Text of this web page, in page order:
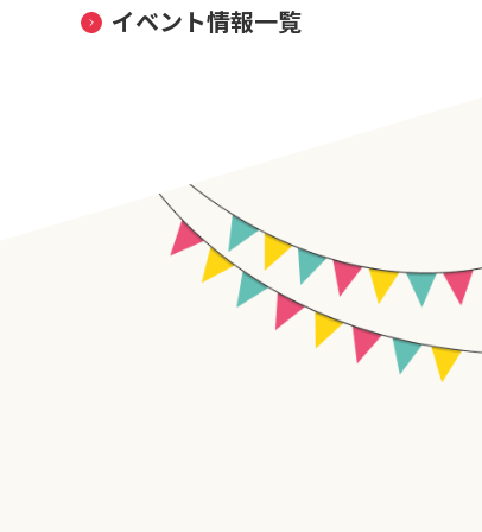
イベント情報一覧